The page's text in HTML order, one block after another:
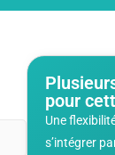
pour
Une
s’intégrer